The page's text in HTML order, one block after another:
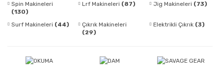
Spin Makineleri
(130)
Lrf Makineleri (87) Jig Makineleri (73)
Surf Makineleri (44)
Çıkrık Makineleri
(29)
Elektrikli Çıkrık (3)